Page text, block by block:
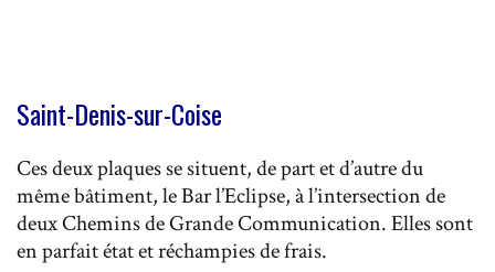
Saint-Denis-sur-Coise
Ces deux plaques se situent, de part et d’autre du
même bâtiment, le Bar l’Eclipse, à l’intersection de
deux Chemins de Grande Communication. Elles sont
en parfait état et réchampies de frais.